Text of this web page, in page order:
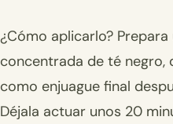
¿Cómo aplicarlo?
concentrada de té negro,
como enjuague final
Déjala actuar unos 20